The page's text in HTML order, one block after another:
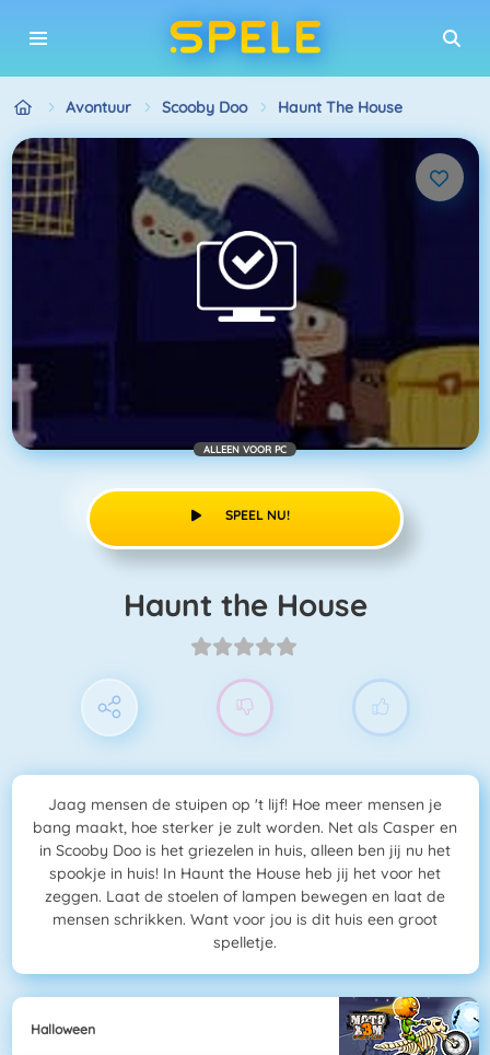
Avontuur Scooby Doo Haunt The House
ALLEEN VOOR PC
SPEEL NU!
Haunt the House
Jaag mensen de stuipen op 't lijf! Hoe meer mensen je
bang maakt, hoe sterker je zult worden. Net als Casper en
in Scooby Doo is het griezelen in huis, alleen ben jij nu het
spookje in huis! In Haunt the House heb jij het voor het
zeggen. Laat de stoelen of lampen bewegen en laat de
mensen schrikken. Want voor jou is dit huis een groot
spelletje.
Halloween